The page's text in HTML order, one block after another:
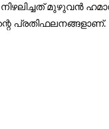
മുഴുവൻ
പ്രതിഫലനങ്ങളാണ്.